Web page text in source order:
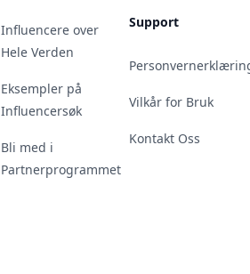
Influencere over
Hele Verden
Eksempler på
Influencersøk
Bli med i
Partnerprogrammet
Support
Vilkår for Bruk
Kontakt Oss